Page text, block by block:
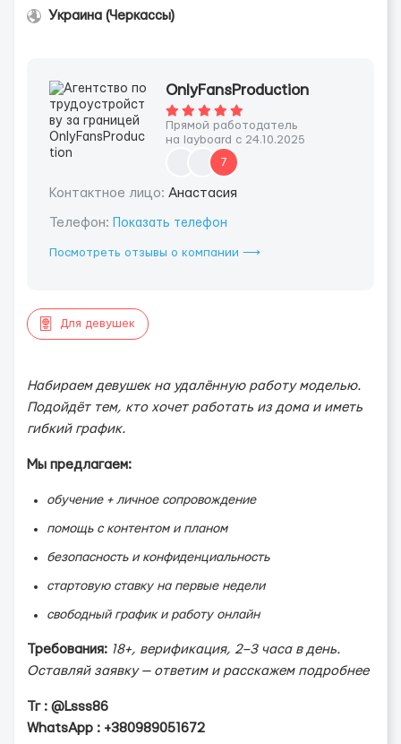
Украина (Черкассы)
OnlyFansProduction
Прямой работодатель
на layboard с 24.10.2025
7
Контактное лицо: Анастасия
Телефон: Показать телефон
Посмотреть отзывы о компании ⟶
Для девушек
Набираем девушек на удалённую работу моделью.
Подойдёт тем, кто хочет работать из дома и иметь
гибкий график.
Мы предлагаем:
обучение + личное сопровождение
помощь с контентом и планом
безопасность и конфиденциальность
стартовую ставку на первые недели
свободный график и работу онлайн
Требования: 18+, верификация, 2–3 часа в день.
Оставляй заявку — ответим и расскажем подробнее
Тг : @Lsss86
WhatsApp : +380989051672